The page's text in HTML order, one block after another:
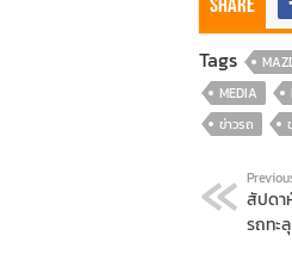
Share
Tags
MEDIA
ข่าวรถ
สัปดา
รถทะ